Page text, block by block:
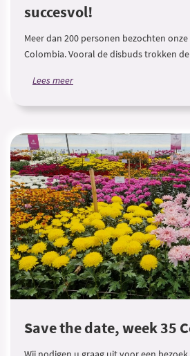
succesvol!
Meer dan 200 personen bezochten
Colombia. Vooral de disbuds trokken
Lees meer
Save the date, week 35